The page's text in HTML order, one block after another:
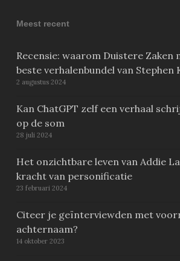
Meest recent
Recensie: waarom Duistere Zaken
beste verhalenbundel van Stephen
2 augustus 2024
Kan ChatGPT zelf een verhaal
op de som
28 juli 2024
Het onzichtbare leven van Addie
kracht van personificatie
23 februari 2024
Citeer je geïnterviewden met
achternaam?
14 oktober 2023